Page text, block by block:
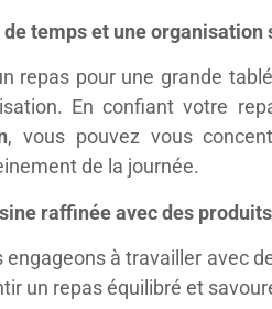
de temps et une
repas pour une grande
En confiant votre
, vous pouvez vous
de la journée.
raffinée avec des
engageons à travailler avec
un repas équilibré et